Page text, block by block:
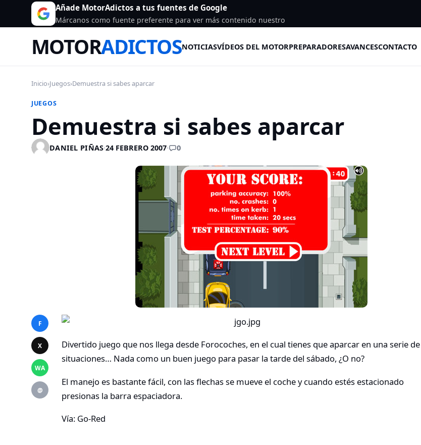
Añade MotorAdictos a tus fuentes de Google
Márcanos como fuente preferente para ver más contenido nuestro
MOTORADICTOSNOTICIASVÍDEOS DEL MOTORPREPARADORESAVANCESCONTACTO
Inicio›Juegos›Demuestra si sabes aparcar
JUEGOS
Demuestra si sabes aparcar
DANIEL PIÑAS·24 FEBRERO 2007· 0
F
X
WA
@
Divertido juego que nos llega desde Forocoches, en el cual tienes que aparcar en una serie de
situaciones… Nada como un buen juego para pasar la tarde del sábado, ¿O no?
El manejo es bastante fácil, con las flechas se mueve el coche y cuando estés estacionado
presionas la barra espaciadora.
Vía: Go-Red